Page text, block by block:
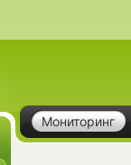
Мониторинг